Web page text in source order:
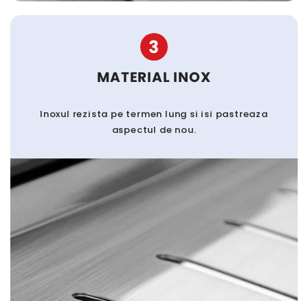
3
MATERIAL INOX
Inoxul rezista pe termen lung si isi pastreaza
aspectul de nou.